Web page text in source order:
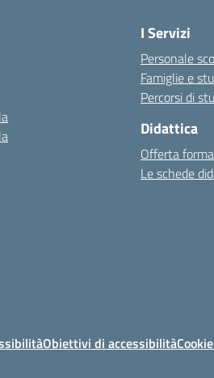
I Servizi
Personale
Famiglie e
Percorsi di
Didattica
Offerta
Le schede
Obiettivi di accessibilità